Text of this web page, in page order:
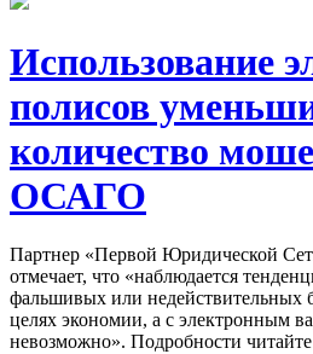
Использование
полисов
количество
ОСАГО
Партнер «Первой Юридической
отмечает, что «наблюдается
фальшивых или недействительных
целях экономии, а с электронным
невозможно». Подробности